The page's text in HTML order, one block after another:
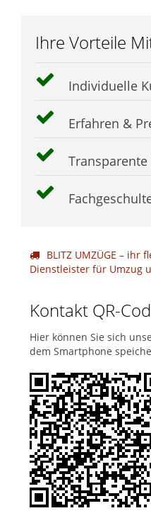
Ihre Vorteile
Individuelle
Erfahren &
Transparente
BLITZ UMZÜGE – ihr
Dienstleister für Umzug
Kontakt QR-
Hier können Sie sich
dem Smartphone